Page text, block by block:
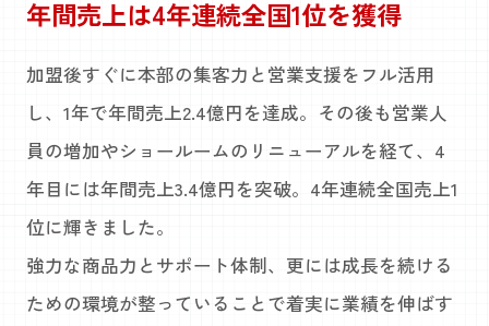
年間売上は4年連続全国1位を獲得
加盟後すぐに本部の集客力と営業支援をフル活用
し、1年で年間売上2.4億円を達成。その後も営業人
員の増加やショールームのリニューアルを経て、4
年目には年間売上3.4億円を突破。4年連続全国売上1
位に輝きました。
強力な商品力とサポート体制、更には成長を続ける
ための環境が整っていることで着実に業績を伸ばす